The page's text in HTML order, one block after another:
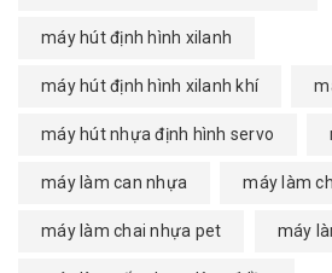
máy hút định hình xilanh
máy hút định hình xilanh khí
máy hút nhựa định hình servo
máy làm can nhựa máy làm
máy làm chai nhựa pet máy